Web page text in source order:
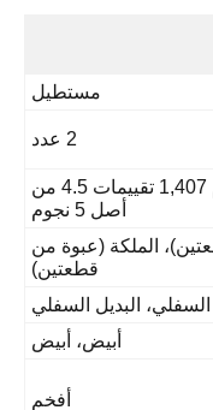
مستطيل
4.5 4.5 من أصل 5 نجوم 1,407 تقييمات 4.5 من
الملكة (عبوة من
قطعتين)
البديل السفلي
أبيض، أبيض